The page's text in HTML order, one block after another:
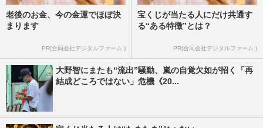
老後のお金、今の金運でほぼ決
まります
PR(合同会社デジタルファーム )
宝くじが当たる人にだけ共通す
る“ある特徴”とは？
PR(合同会社デジタルファーム )
大野智にまたも“流出”騒動、嵐の自覚欠如が招く「再
結成どころではない」危機《20...